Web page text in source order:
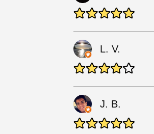
L. V.
J. B.